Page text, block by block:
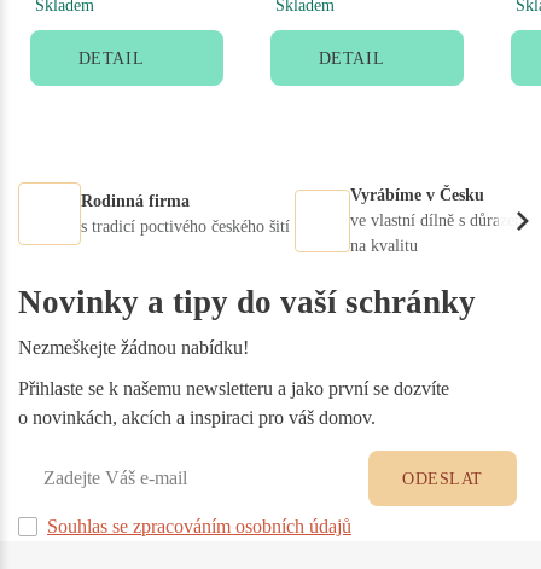
Skladem
DETAIL
Skladem
DETAIL
Rodinná firma
s tradicí poctivého českého šití
Vyrábíme v Česku
ve vlastní dílně s důrazem
na kvalitu
Novinky a tipy do vaší schránky
Nezmeškejte žádnou nabídku!
Přihlaste se k našemu newsletteru a jako první se dozvíte
o novinkách, akcích a inspiraci pro váš domov.
Souhlas se zpracováním osobních údajů
ODESLAT